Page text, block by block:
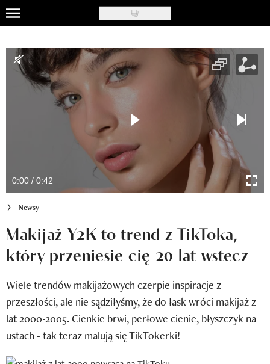
Skip
to
main
content
Moda
Ślub i wesele
Newsy
Wizaz Summer Influ School
Mój profil / Zarejestruj się
0:00 / 0:42
Newsy
Makijaż Y2K to trend z TikToka,
który przeniesie cię 20 lat wstecz
Wiele trendów makijażowych czerpie inspiracje z
przeszłości, ale nie sądziłyśmy, że do łask wróci makijaż z
lat 2000-2005. Cienkie brwi, perłowe cienie, błyszczyk na
ustach - tak teraz malują się TikTokerki!